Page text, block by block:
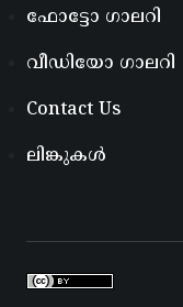
ഫോട്ടോ ഗാലറി
വീഡിയോ ഗാലറി
Contact Us
ലിങ്കുകൾ